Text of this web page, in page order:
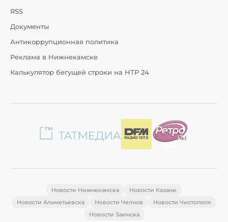
RSS
Документы
Антикоррупционная политика
Реклама в Нижнекамске
Калькулятор бегущей строки на НТР 24
Новости Нижнекамска
Новости Казани
Новости Альметьевска
Новости Челнов
Новости Чистополя
Новости Заинска